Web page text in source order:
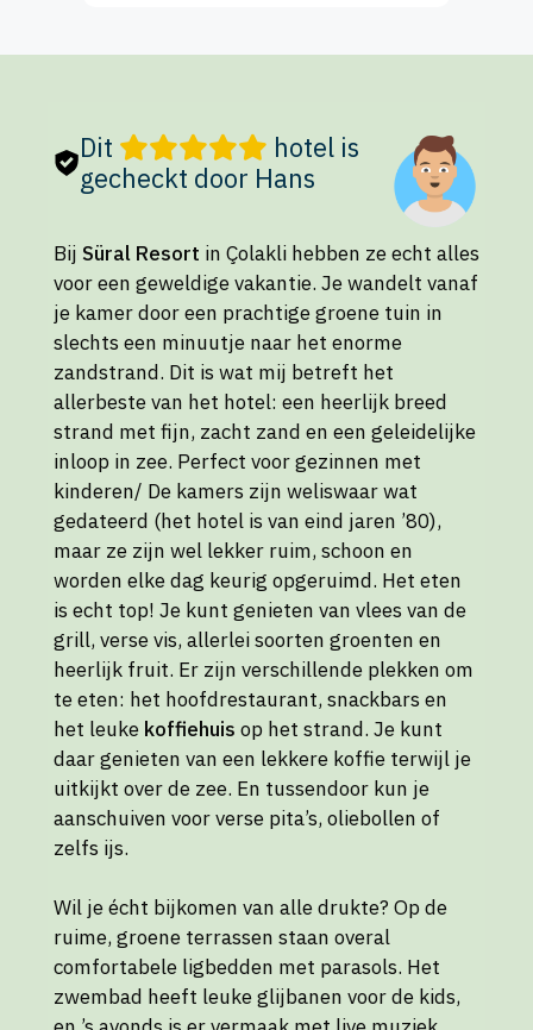
Dit
hotel is
gecheckt door Hans
Bij Süral Resort in Çolakli hebben ze echt alles
voor een geweldige vakantie. Je wandelt vanaf
je kamer door een prachtige groene tuin in
slechts een minuutje naar het enorme
zandstrand. Dit is wat mij betreft het
allerbeste van het hotel: een heerlijk breed
strand met fijn, zacht zand en een geleidelijke
inloop in zee. Perfect voor gezinnen met
kinderen/ De kamers zijn weliswaar wat
gedateerd (het hotel is van eind jaren ’80),
maar ze zijn wel lekker ruim, schoon en
worden elke dag keurig opgeruimd. Het eten
is echt top! Je kunt genieten van vlees van de
grill, verse vis, allerlei soorten groenten en
heerlijk fruit. Er zijn verschillende plekken om
te eten: het hoofdrestaurant, snackbars en
het leuke koffiehuis op het strand. Je kunt
daar genieten van een lekkere koffie terwijl je
uitkijkt over de zee. En tussendoor kun je
aanschuiven voor verse pita’s, oliebollen of
zelfs ijs.
Wil je écht bijkomen van alle drukte? Op de
ruime, groene terrassen staan overal
comfortabele ligbedden met parasols. Het
zwembad heeft leuke glijbanen voor de kids,